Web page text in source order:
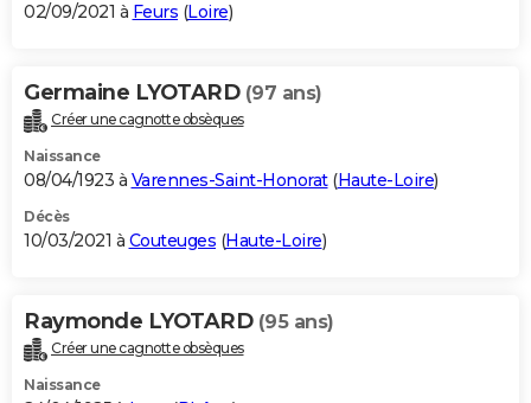
02/09/2021 à Feurs (Loire)
Germaine LYOTARD (97 ans)
Créer une cagnotte obsèques
Naissance
08/04/1923 à Varennes-Saint-Honorat(Haute-Loire)
Décès
10/03/2021 à Couteuges (Haute-Loire)
Raymonde LYOTARD (95 ans)
Créer une cagnotte obsèques
Naissance